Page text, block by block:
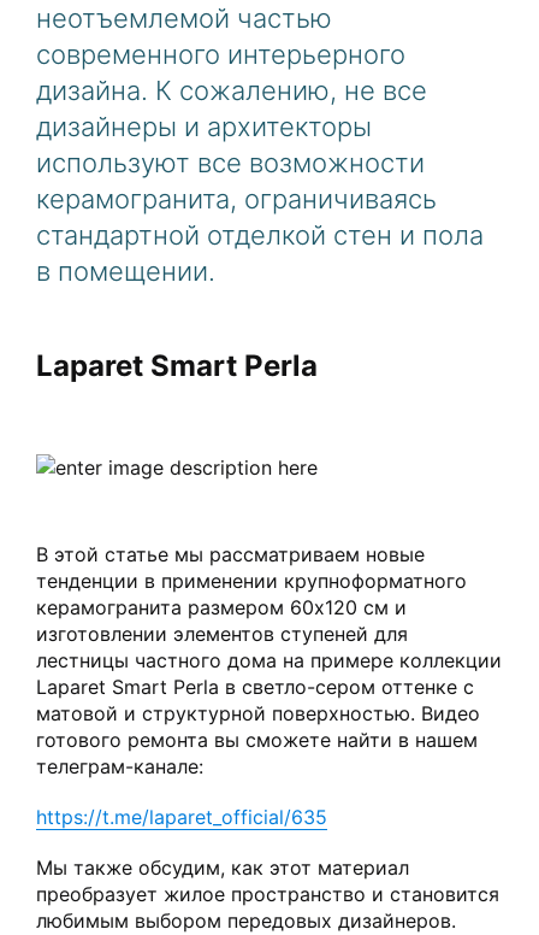
неотъемлемой частью
современного интерьерного
дизайна. К сожалению, не все
дизайнеры и архитекторы
используют все возможности
керамогранита, ограничиваясь
стандартной отделкой стен и пола
в помещении.
Laparet Smart Perla
В этой статье мы рассматриваем новые
тенденции в применении крупноформатного
керамогранита размером 60х120 см и
изготовлении элементов ступеней для
лестницы частного дома на примере коллекции
Laparet Smart Perla в светло-сером оттенке с
матовой и структурной поверхностью. Видео
готового ремонта вы сможете найти в нашем
телеграм-канале:
https://t.me/laparet_official/635
Мы также обсудим, как этот материал
преобразует жилое пространство и становится
любимым выбором передовых дизайнеров.